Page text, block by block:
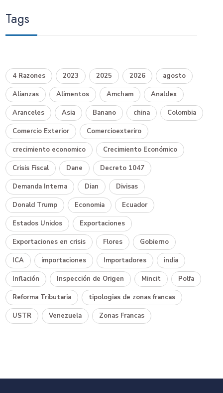
Tags
4 Razones 2023 2025 2026 agosto
Alianzas Alimentos Amcham Analdex
Aranceles Asia Banano china Colombia
Comercio Exterior Comercioexteriro
crecimiento economico Crecimiento Económico
Crisis Fiscal Dane Decreto 1047
Demanda Interna Dian Divisas
Donald Trump Economia Ecuador
Estados Unidos Exportaciones
Exportaciones en crisis Flores Gobierno
ICA importaciones Importadores india
Inflación Inspección de Origen Mincit Polfa
Reforma Tributaria tipologias de zonas francas
USTR Venezuela Zonas Francas